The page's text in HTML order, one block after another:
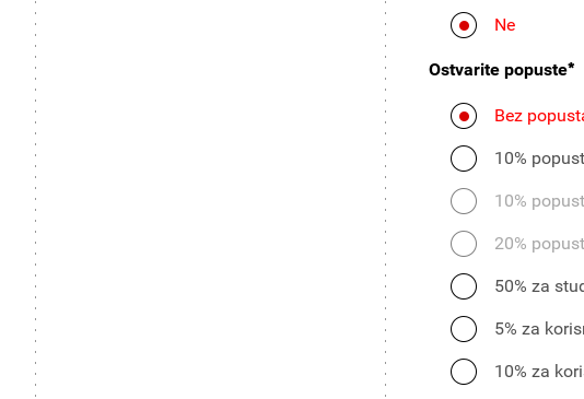
Ne
Ostvarite popuste*
Bez
10%
10%
20%
50% za
5% za
10% za